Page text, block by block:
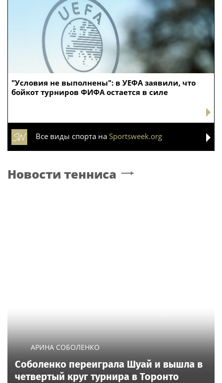
"Условия не выполнены": в УЕФА заявили, что
бойкот турниров ФИФА остается в силе
Все виды спорта на Sportsweek.org
Новости тенниса
АРИНА СОБОЛЕНКО
Соболенко переиграла Шуай и вышла в
четвертый круг турнира в Торонто